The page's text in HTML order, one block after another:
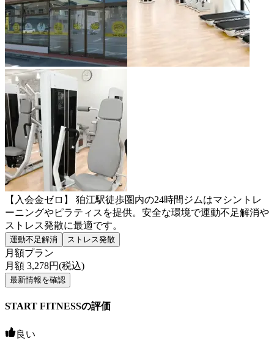
【入会金ゼロ】 狛江駅徒歩圏内の24時間ジムはマシントレ
ーニングやピラティスを提供。安全な環境で運動不足解消や
ストレス発散に最適です。
運動不足解消 ストレス発散
月額プラン
月額 3,278円(税込)
最新情報を確認
START FITNESSの評価
良い